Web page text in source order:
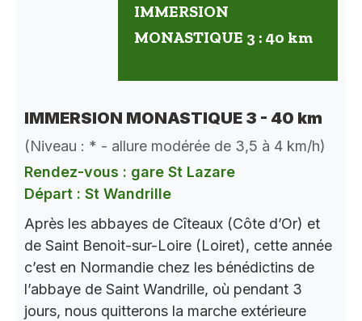
IMMERSION
MONASTIQUE 3 : 40 km
IMMERSION MONASTIQUE 3 - 40 km
(Niveau : * - allure modérée de 3,5 à 4 km/h)
Rendez-vous : gare St Lazare
Départ : St Wandrille
Après les abbayes de Cîteaux (Côte d’Or) et
de Saint Benoit-sur-Loire (Loiret), cette année
c’est en Normandie chez les bénédictins de
l’abbaye de Saint Wandrille, où pendant 3
jours, nous quitterons la marche extérieure